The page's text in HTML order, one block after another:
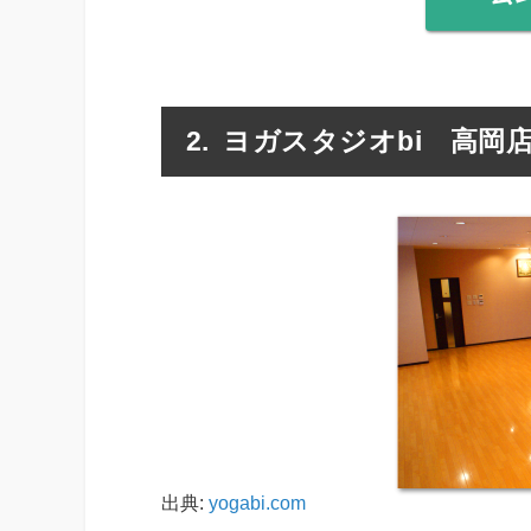
ヨガスタジオbi 高岡
出典: yogabi.com